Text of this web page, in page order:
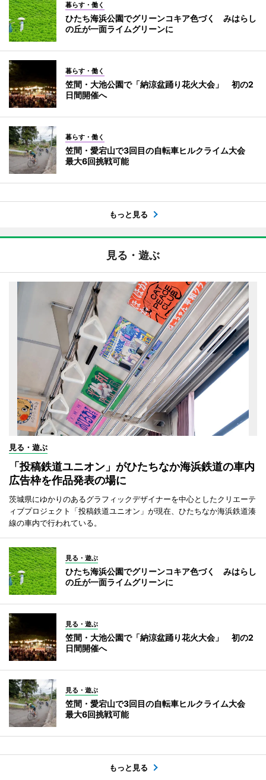
暮らす・働く
ひたち海浜公園でグリーンコキア色づく みはらし
の丘が一面ライムグリーンに
暮らす・働く
笠間・大池公園で「納涼盆踊り花火大会」 初の2
日間開催へ
暮らす・働く
笠間・愛宕山で3回目の自転車ヒルクライム大会
最大6回挑戦可能
もっと見る
見る・遊ぶ
見る・遊ぶ
「投稿鉄道ユニオン」がひたちなか海浜鉄道の車内
広告枠を作品発表の場に
茨城県にゆかりのあるグラフィックデザイナーを中心としたクリエーテ
ィブプロジェクト「投稿鉄道ユニオン」が現在、ひたちなか海浜鉄道湊
線の車内で行われている。
見る・遊ぶ
ひたち海浜公園でグリーンコキア色づく みはらし
の丘が一面ライムグリーンに
見る・遊ぶ
笠間・大池公園で「納涼盆踊り花火大会」 初の2
日間開催へ
見る・遊ぶ
笠間・愛宕山で3回目の自転車ヒルクライム大会
最大6回挑戦可能
もっと見る